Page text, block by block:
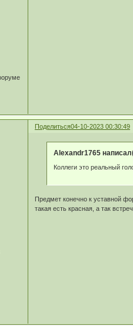
Поделиться04-10-2023 00:30:49
Alexandr1765
Коллеги это реальный
Предмет конечно к уставной
такая есть красная, а так